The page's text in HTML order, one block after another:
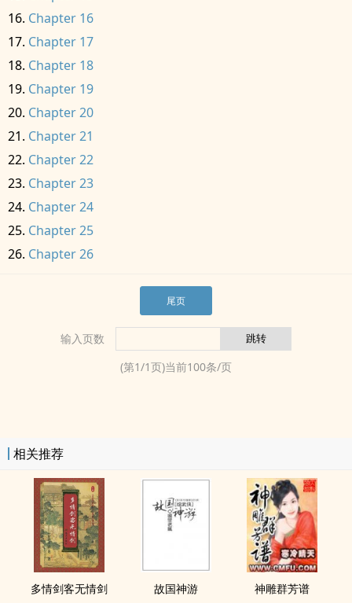
Chapter 16
Chapter 17
Chapter 18
Chapter 19
Chapter 20
Chapter 21
Chapter 22
Chapter 23
Chapter 24
Chapter 25
Chapter 26
尾页
输入页数
(第1/1页)当前100条/页
相关推荐
多情剑客无情剑 故国神游 神雕群芳谱